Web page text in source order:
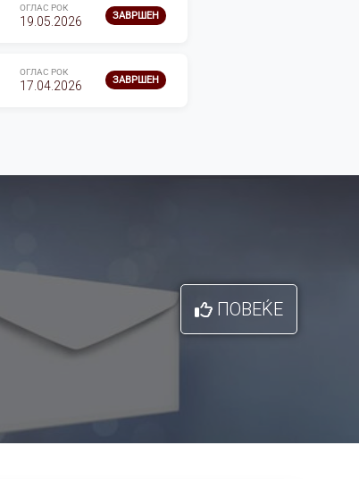
ОГЛАС РОК
19.05.2026 ЗАВРШЕН
ОГЛАС РОК
17.04.2026 ЗАВРШЕН
ПОВЕЌЕ